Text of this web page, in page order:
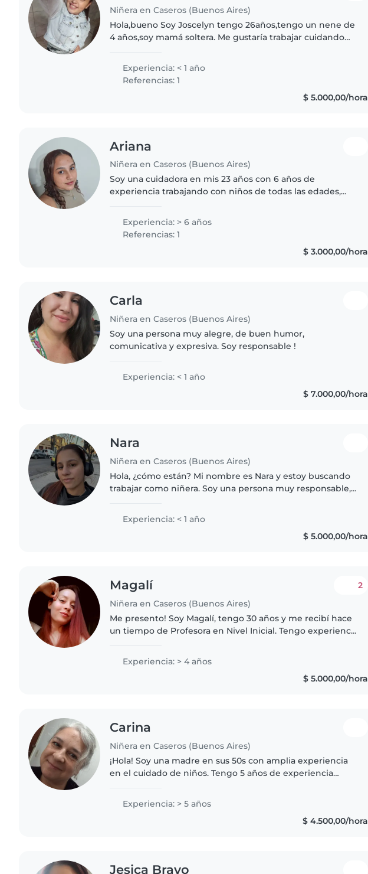
Niñera en Caseros (Buenos Aires)
Hola,bueno Soy Joscelyn tengo 26años,tengo un nene de
4 años,soy mamá soltera. Me gustaría trabajar cuidando
Experiencia: < 1 año
Referencias: 1
$ 5.000,00/hora
Ariana
Niñera en Caseros (Buenos Aires)
Soy una cuidadora en mis 23 años con 6 años de
experiencia trabajando con niños de todas las edades,
paciente y empática. Puedo ayudar..
Experiencia: > 6 años
Referencias: 1
$ 3.000,00/hora
Carla
Niñera en Caseros (Buenos Aires)
Soy una persona muy alegre, de buen humor,
comunicativa y expresiva. Soy responsable !
Experiencia: < 1 año
$ 7.000,00/hora
Nara
Niñera en Caseros (Buenos Aires)
Hola, ¿cómo están? Mi nombre es Nara y estoy buscando
trabajar como niñera. Soy una persona muy responsable,
chicos en sus rutinas..
Experiencia: < 1 año
$ 5.000,00/hora
Magalí
Niñera en Caseros (Buenos Aires)
2
Me presento! Soy Magalí, tengo 30 años y me recibí hace
un tiempo de Profesora en Nivel Inicial. Tengo experiencia
rutinas diarias,..
Experiencia: > 4 años
$ 5.000,00/hora
Carina
Niñera en Caseros (Buenos Aires)
¡Hola! Soy una madre en sus 50s con amplia experiencia
en el cuidado de niños. Tengo 5 años de experiencia
Experiencia: > 5 años
$ 4.500,00/hora
Jesica Bravo